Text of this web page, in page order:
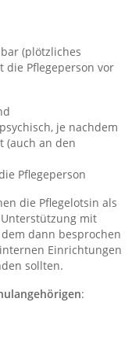
(plötzliches
die Pflegeperson vor
je nachdem
(auch an den
Pflegeperson
die Pflegelotsin als
mit
dann besprochen
Einrichtungen
sollten.
: